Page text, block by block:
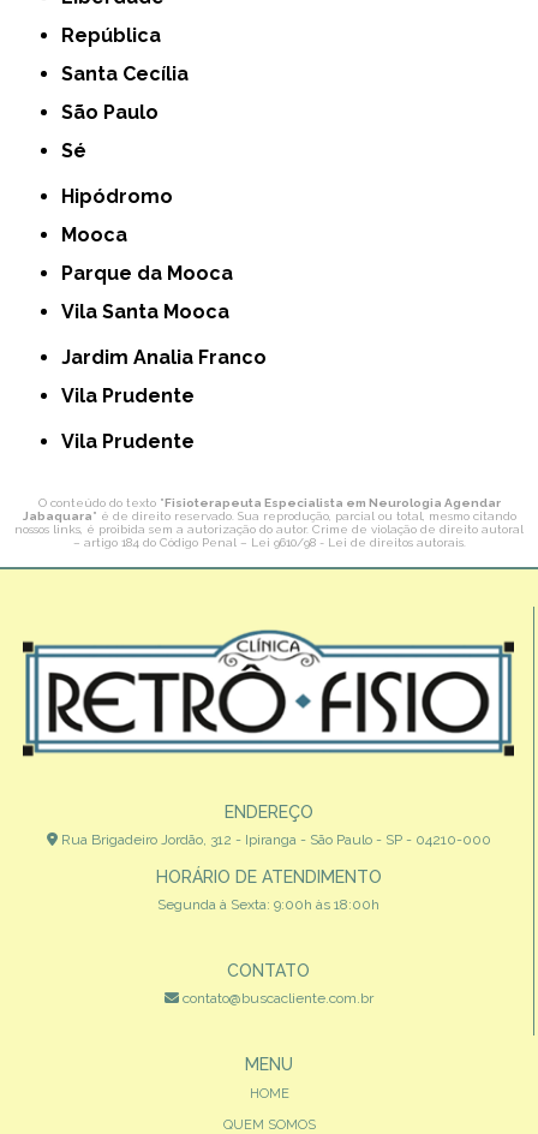
República
Santa Cecília
São Paulo
Sé
Hipódromo
Mooca
Parque da Mooca
Vila Santa Mooca
Jardim Analia Franco
Vila Prudente
Vila Prudente
O conteúdo do texto "Fisioterapeuta Especialista em Neurologia Agendar
Jabaquara" é de direito reservado. Sua reprodução, parcial ou total, mesmo citando
nossos links, é proibida sem a autorização do autor. Crime de violação de direito autoral
– artigo 184 do Código Penal – Lei 9610/98 - Lei de direitos autorais.
ENDEREÇO
Rua Brigadeiro Jordão, 312 - Ipiranga - São Paulo - SP - 04210-000
HORÁRIO DE ATENDIMENTO
Segunda à Sexta: 9:00h às 18:00h
CONTATO
contato@buscacliente.com.br
MENU
HOME
QUEM SOMOS